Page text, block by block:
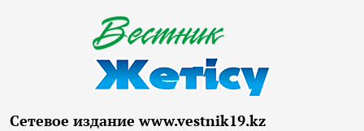
Сетевое издание www.vestnik19.kz